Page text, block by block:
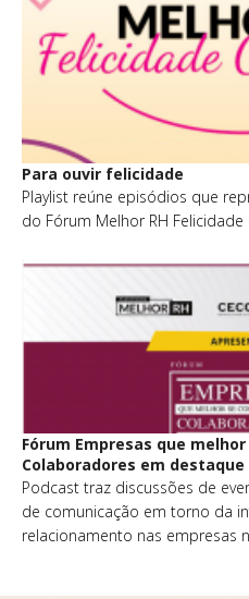
Para ouvir felicidade
Playlist reúne episódios que
do Fórum Melhor RH
Fórum Empresas que
Colaboradores em destaque
Podcast traz discussões de
de comunicação em torno da
relacionamento nas empresas